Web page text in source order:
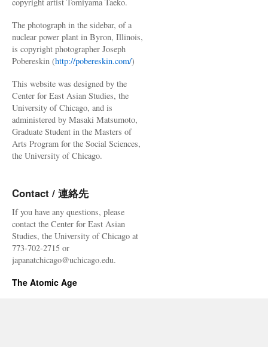
The photograph in the sidebar, of a
nuclear power plant in Byron, Illinois,
is copyright photographer Joseph
Pobereskin (http://pobereskin.com/)
This website was designed by the
Center for East Asian Studies, the
University of Chicago, and is
administered by Masaki Matsumoto,
Graduate Student in the Masters of
Arts Program for the Social Sciences,
the University of Chicago.
Contact / 連絡先
If you have any questions, please
contact the Center for East Asian
Studies, the University of Chicago at
773-702-2715 or
japanatchicago@uchicago.edu.
The Atomic Age